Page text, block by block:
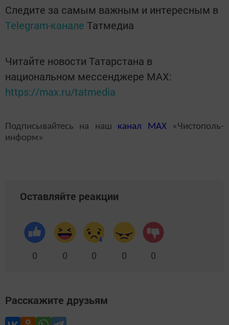
Следите за самым важным и интересным в
Telegram-канале Татмедиа
Читайте новости Татарстана в
национальном мессенджере MАХ:
https://max.ru/tatmedia
Подписывайтесь на наш канал MAX«Чистополь-
информ»
Оставляйте реакции
0 0 0 0 0
Расскажите друзьям